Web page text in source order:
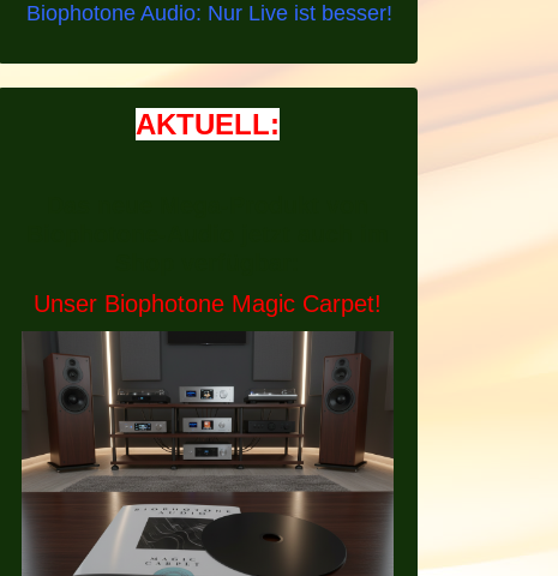
Biophotone Audio: Nur Live ist besser!
AKTUELL:
Unser Biophotone Magic Carpet!